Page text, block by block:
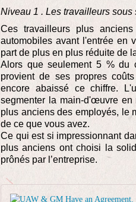
Niveau 1 . Les travailleurs sous
Ces travailleurs plus
automobiles avant l'entrée en
part de plus en plus réduite de
Alors que seulement 5 % du
provient de ses propres
encore abaissé ce chiffre.
segmenter la main-d'œuvre
plus anciens des employés, le
de ce que vous avez.
Ce qui est si impressionnant
plus anciens ont choisi la
prônés par l’entreprise.